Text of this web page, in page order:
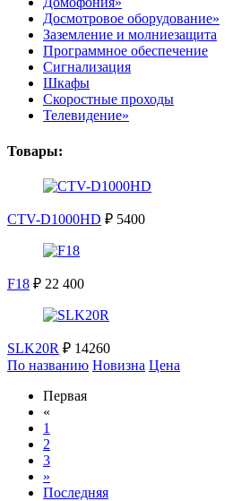
Досмотровое оборудование»
Заземление и молниезащита
Программное обеспечение
Сигнализация
Шкафы
Скоростные проходы
Телевидение»
Товары:
CTV-D1000HD ₽ 5400
F18 ₽ 22 400
SLK20R ₽ 14260
По названию Новизна Цена
Первая
«
1
2
3
»
Последняя